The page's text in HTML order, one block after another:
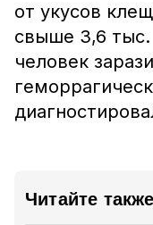
от укусов
свыше 3,6 тыс.
человек
Читайте